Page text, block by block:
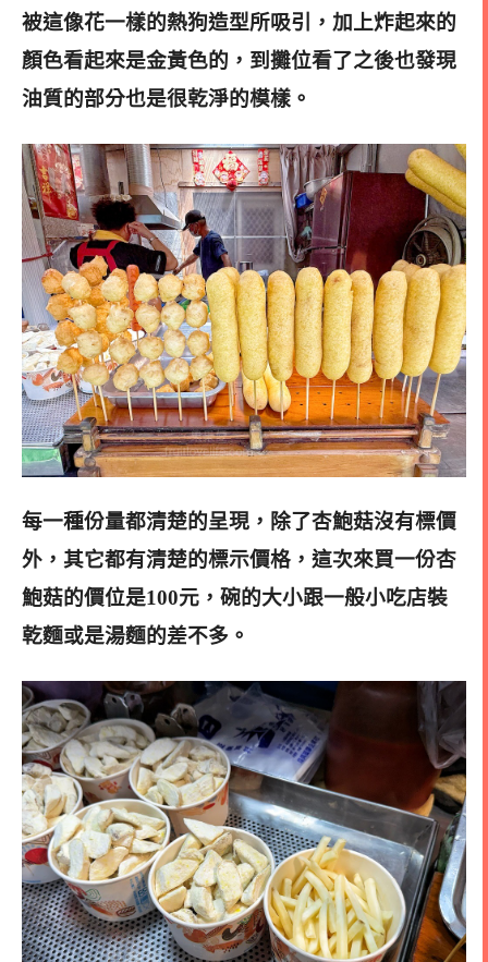
被這像花一樣的熱狗造型所吸引，加上炸起來的
顏色看起來是金黃色的，到攤位看了之後也發現
油質的部分也是很乾淨的模樣 。
每一種份量都清楚的呈現，除了杏鮑菇沒有標價
外，其它都有清楚的標示價格，這次來買一份杏
鮑菇的價位是100元，碗的大小跟一般小吃店裝
乾麵或是湯麵的差不多 。